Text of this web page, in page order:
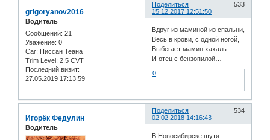
Поделиться
533
15.12.2017 12:51:50
grigoryanov2016
Водитель
Сообщений: 21
Уважение: 0
Car: Ниссан Теана
Trim Level: 2,5 CVT
Последний визит:
27.05.2019 17:13:59
Вдруг из маминой из спальни,
Весь в крови, с одной ногой,
Выбегает мамин хахаль...
И отец с бензопилой…
0
Поделиться
534
02.02.2018 14:16:43
Игорёк Федулин
Водитель
В Новосибирске шутят.